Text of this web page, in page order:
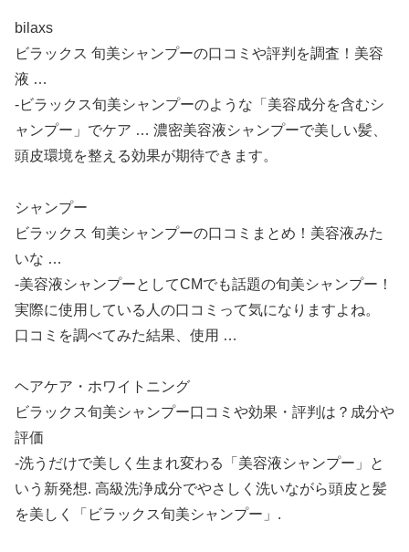
bilaxs
ビラックス 旬美シャンプーの口コミや評判を調査！美容
液 …
-ビラックス旬美シャンプーのような「美容成分を含むシ
ャンプー」でケア … 濃密美容液シャンプーで美しい髪、
頭皮環境を整える効果が期待できます。
シャンプー
ビラックス 旬美シャンプーの口コミまとめ！美容液みた
いな …
-美容液シャンプーとしてCMでも話題の旬美シャンプー！
実際に使用している人の口コミって気になりますよね。
口コミを調べてみた結果、使用 …
ヘアケア・ホワイトニング
ビラックス旬美シャンプー口コミや効果・評判は？成分や
評価
-洗うだけで美しく生まれ変わる「美容液シャンプー」と
いう新発想. 高級洗浄成分でやさしく洗いながら頭皮と髪
を美しく「ビラックス旬美シャンプー」.